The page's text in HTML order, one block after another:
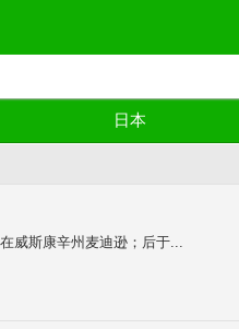
日本
威斯康辛州麦迪逊；后于...